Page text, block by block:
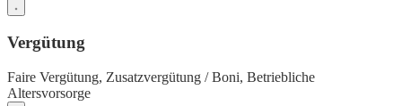
Vergütung
Faire Vergütung, Zusatzvergütung / Boni, Betriebliche
Altersvorsorge